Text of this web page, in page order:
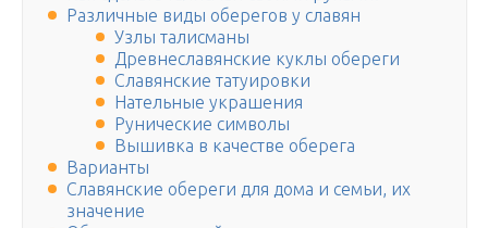
Различные виды оберегов у славян
Узлы талисманы
Древнеславянские куклы обереги
Славянские татуировки
Нательные украшения
Рунические символы
Вышивка в качестве оберега
Варианты
Славянские обереги для дома и семьи, их
значение